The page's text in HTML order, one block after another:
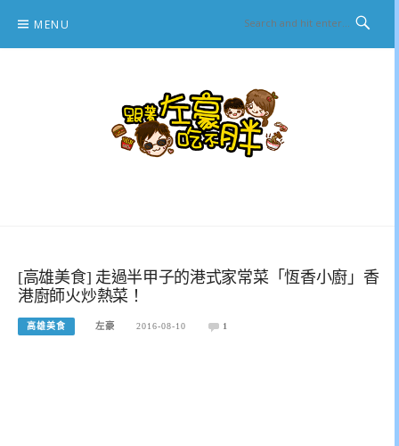
content
MENU
[高雄美食] 走過半甲子的港式家常菜「恆香小廚」香
港廚師火炒熱菜！
高雄美食 左豪 2016-08-10 1